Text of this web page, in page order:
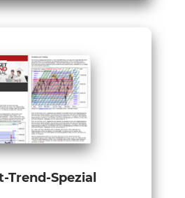
Trend-Spezial